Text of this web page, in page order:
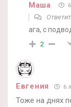
Маша
ага, с
2
Евгения 6
Тоже на днях